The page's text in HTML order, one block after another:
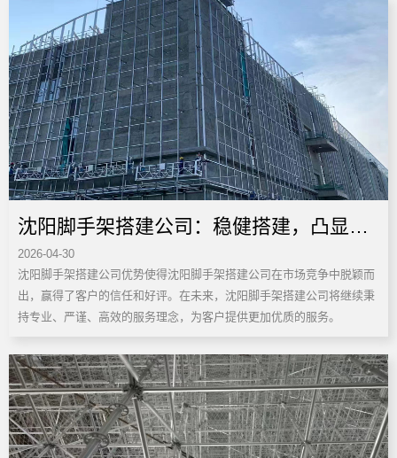
沈阳脚手架搭建公司：稳健搭建，凸显良
好优势
2026-04-30
沈阳脚手架搭建公司优势使得沈阳脚手架搭建公司在市场竞争中脱颖而
出，赢得了客户的信任和好评。在未来，沈阳脚手架搭建公司将继续秉
持专业、严谨、高效的服务理念，为客户提供更加优质的服务。